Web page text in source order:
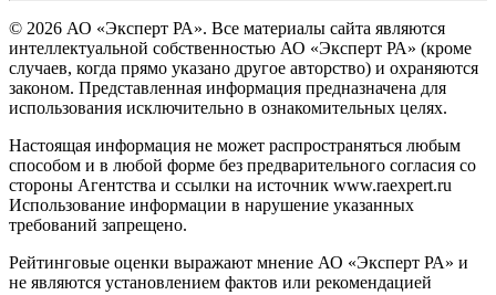
© 2026 АО «Эксперт РА». Все материалы сайта являются
интеллектуальной собственностью АО «Эксперт РА» (кроме
случаев, когда прямо указано другое авторство) и охраняются
законом. Представленная информация предназначена для
использования исключительно в ознакомительных целях.
Настоящая информация не может распространяться любым
способом и в любой форме без предварительного согласия со
стороны Агентства и ссылки на источник www.raexpert.ru
Использование информации в нарушение указанных
требований запрещено.
Рейтинговые оценки выражают мнение АО «Эксперт РА» и
не являются установлением фактов или рекомендацией